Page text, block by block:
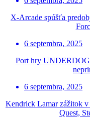
X-Arcade spúšťa
6 septembra, 2025
Port hry
6 septembra, 2025
Kendrick Lamar zážitok v
Quest,